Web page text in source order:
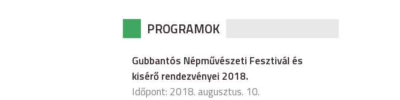
PROGRAMOK
Gubbantós Népművészeti Fesztivál és
kisérő rendezvényei 2018.
Időpont: 2018. augusztus. 10.